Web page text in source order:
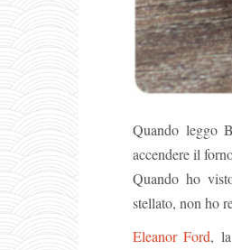
Quando leggo
accendere il
Quando ho
stellato, non ho
Eleanor Ford,